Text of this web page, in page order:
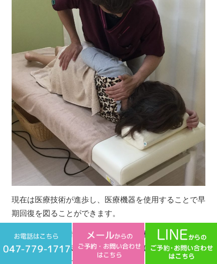
現在は医療技術が進歩し、医療機器を使用することで早
期回復を図ることができます。
たかはし鍼灸整骨院では、最新の医療機器を使用した電
気施術や手技療法を組み合わせ、ケガに合わせた最善の
施術をご提供させて頂きます。